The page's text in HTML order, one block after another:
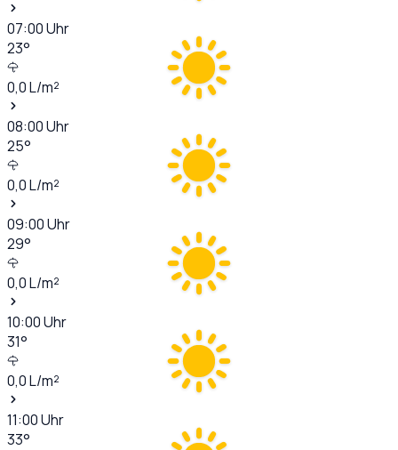
07:00Uhr
23°
0,0L/m²
08:00Uhr
25°
0,0L/m²
09:00Uhr
29°
0,0L/m²
10:00Uhr
31°
0,0L/m²
11:00Uhr
33°